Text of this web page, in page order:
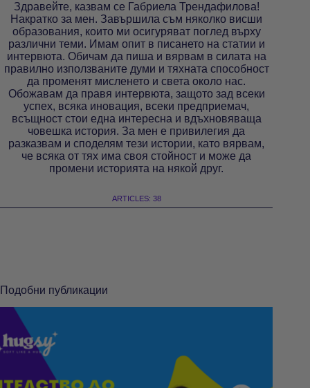
Здравейте, казвам се Габриела Трендафилова!
Накратко за мен. Завършила съм няколко висши
образования, които ми осигуряват поглед върху
различни теми. Имам опит в писането на статии и
интервюта. Обичам да пиша и вярвам в силата на
правилно използваните думи и тяхната способност
да променят мисленето и света около нас.
Обожавам да правя интервюта, защото зад всеки
успех, всяка иновация, всеки предприемач,
всъщност стои една интересна и вдъхновяваща
човешка история. За мен е привилегия да
разказвам и споделям тези истории, като вярвам,
че всяка от тях има своя стойност и може да
промени историята на някой друг.
ARTICLES: 38
Подобни публикации